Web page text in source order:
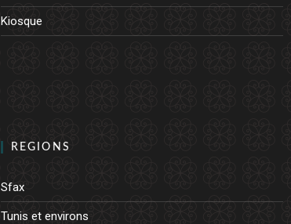
Kiosque
REGIONS
Sfax
Tunis et environs